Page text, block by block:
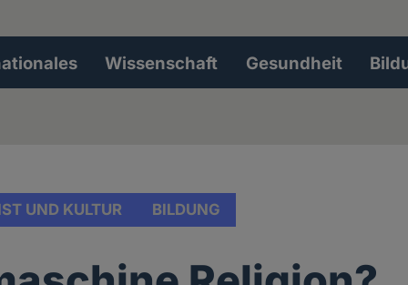
Wissenschaft Gesundheit
UND KULTUR BILDUNG